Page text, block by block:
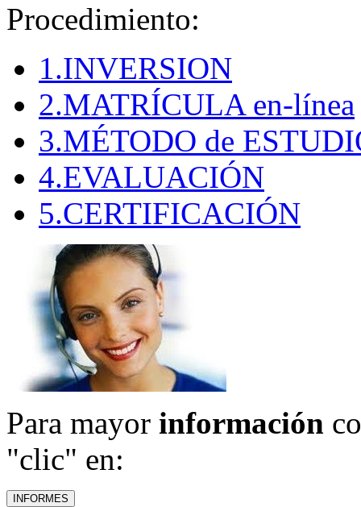
Procedimiento:
1.INVERSION
2.MATRÍCULA en-línea
3.MÉTODO de
4.EVALUACIÓN
5.CERTIFICACIÓN
Para mayor información
"clic" en: